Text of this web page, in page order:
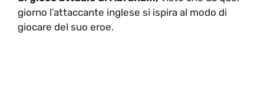
giorno l’attaccante inglese si ispira al modo di
giocare del suo eroe.